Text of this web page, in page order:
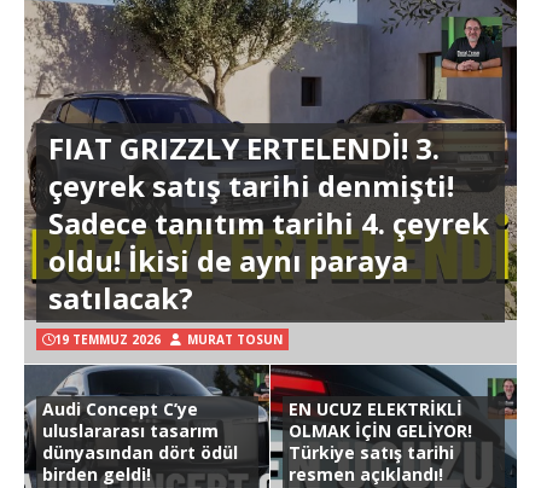
FIAT GRIZZLY ERTELENDİ! 3.
çeyrek satış tarihi denmişti!
Sadece tanıtım tarihi 4. çeyrek
oldu! İkisi de aynı paraya
satılacak?
19 TEMMUZ 2026 MURAT TOSUN
Audi Concept C’ye
uluslararası tasarım
dünyasından dört ödül
birden geldi!
EN UCUZ ELEKTRİKLİ
OLMAK İÇİN GELİYOR!
Türkiye satış tarihi
resmen açıklandı!